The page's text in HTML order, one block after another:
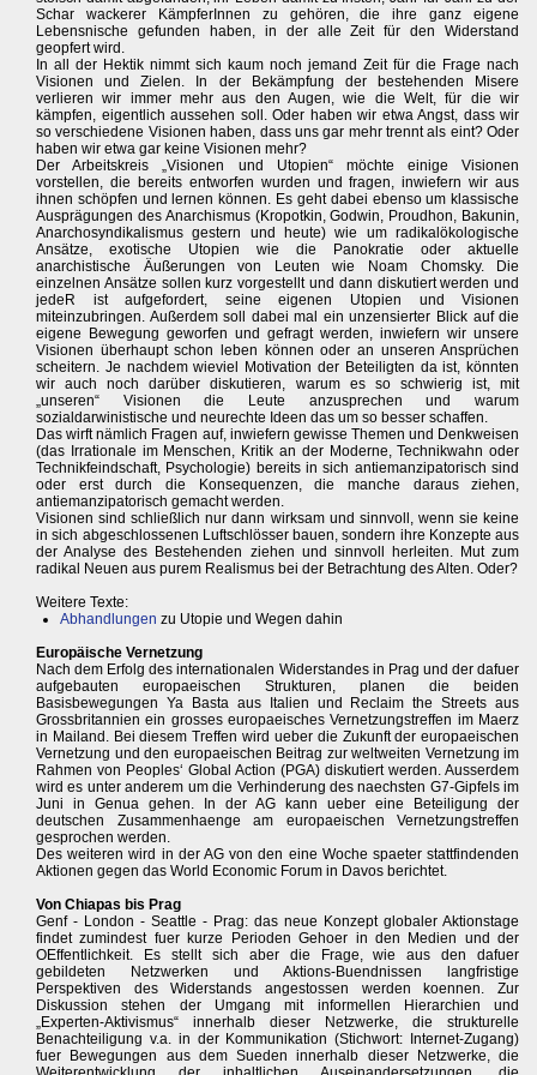
Schar wackerer KämpferInnen zu gehören, die ihre ganz eigene
Lebensnische gefunden haben, in der alle Zeit für den Widerstand
geopfert wird.
In all der Hektik nimmt sich kaum noch jemand Zeit für die Frage nach
Visionen und Zielen. In der Bekämpfung der bestehenden Misere
verlieren wir immer mehr aus den Augen, wie die Welt, für die wir
kämpfen, eigentlich aussehen soll. Oder haben wir etwa Angst, dass wir
so verschiedene Visionen haben, dass uns gar mehr trennt als eint? Oder
haben wir etwa gar keine Visionen mehr?
Der Arbeitskreis „Visionen und Utopien“ möchte einige Visionen
vorstellen, die bereits entworfen wurden und fragen, inwiefern wir aus
ihnen schöpfen und lernen können. Es geht dabei ebenso um klassische
Ausprägungen des Anarchismus (Kropotkin, Godwin, Proudhon, Bakunin,
Anarchosyndikalismus gestern und heute) wie um radikalökologische
Ansätze, exotische Utopien wie die Panokratie oder aktuelle
anarchistische Äußerungen von Leuten wie Noam Chomsky. Die
einzelnen Ansätze sollen kurz vorgestellt und dann diskutiert werden und
jedeR ist aufgefordert, seine eigenen Utopien und Visionen
miteinzubringen. Außerdem soll dabei mal ein unzensierter Blick auf die
eigene Bewegung geworfen und gefragt werden, inwiefern wir unsere
Visionen überhaupt schon leben können oder an unseren Ansprüchen
scheitern. Je nachdem wieviel Motivation der Beteiligten da ist, könnten
wir auch noch darüber diskutieren, warum es so schwierig ist, mit
„unseren“ Visionen die Leute anzusprechen und warum
sozialdarwinistische und neurechte Ideen das um so besser schaffen.
Das wirft nämlich Fragen auf, inwiefern gewisse Themen und Denkweisen
(das Irrationale im Menschen, Kritik an der Moderne, Technikwahn oder
Technikfeindschaft, Psychologie) bereits in sich antiemanzipatorisch sind
oder erst durch die Konsequenzen, die manche daraus ziehen,
antiemanzipatorisch gemacht werden.
Visionen sind schließlich nur dann wirksam und sinnvoll, wenn sie keine
in sich abgeschlossenen Luftschlösser bauen, sondern ihre Konzepte aus
der Analyse des Bestehenden ziehen und sinnvoll herleiten. Mut zum
radikal Neuen aus purem Realismus bei der Betrachtung des Alten. Oder?
Weitere Texte:
Abhandlungen zu Utopie und Wegen dahin
Europäische Vernetzung
Nach dem Erfolg des internationalen Widerstandes in Prag und der dafuer
aufgebauten europaeischen Strukturen, planen die beiden
Basisbewegungen Ya Basta aus Italien und Reclaim the Streets aus
Grossbritannien ein grosses europaeisches Vernetzungstreffen im Maerz
in Mailand. Bei diesem Treffen wird ueber die Zukunft der europaeischen
Vernetzung und den europaeischen Beitrag zur weltweiten Vernetzung im
Rahmen von Peoples‘ Global Action (PGA) diskutiert werden. Ausserdem
wird es unter anderem um die Verhinderung des naechsten G7-Gipfels im
Juni in Genua gehen. In der AG kann ueber eine Beteiligung der
deutschen Zusammenhaenge am europaeischen Vernetzungstreffen
gesprochen werden.
Des weiteren wird in der AG von den eine Woche spaeter stattfindenden
Aktionen gegen das World Economic Forum in Davos berichtet.
Von Chiapas bis Prag
Genf - London - Seattle - Prag: das neue Konzept globaler Aktionstage
findet zumindest fuer kurze Perioden Gehoer in den Medien und der
OEffentlichkeit. Es stellt sich aber die Frage, wie aus den dafuer
gebildeten Netzwerken und Aktions-Buendnissen langfristige
Perspektiven des Widerstands angestossen werden koennen. Zur
Diskussion stehen der Umgang mit informellen Hierarchien und
„Experten-Aktivismus“ innerhalb dieser Netzwerke, die strukturelle
Benachteiligung v.a. in der Kommunikation (Stichwort: Internet-Zugang)
fuer Bewegungen aus dem Sueden innerhalb dieser Netzwerke, die